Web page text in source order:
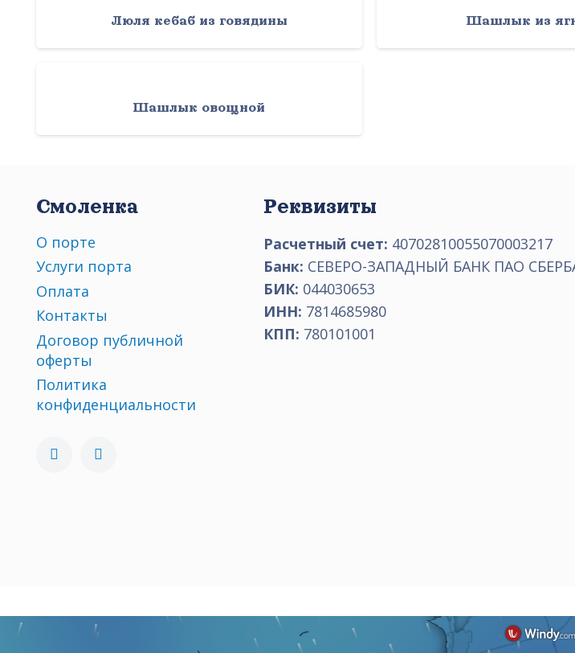
Люля кебаб из говядины Шашлык из
Шашлык овощной
Смоленка
О порте
Услуги порта
Оплата
Контакты
Договор публичной
оферты
Политика
конфиденциальности
Реквизиты
Расчетный счет: 40702810055070003217
Банк: СЕВЕРО-ЗАПАДНЫЙ БАНК ПАО
БИК: 044030653
ИНН: 7814685980
КПП: 780101001